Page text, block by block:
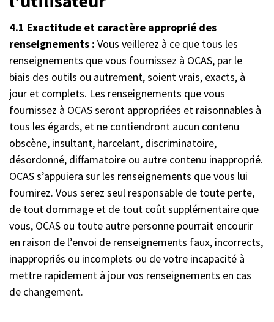
4.1 Exactitude et caractère approprié des
renseignements : Vous veillerez à ce que tous les
renseignements que vous fournissez à OCAS, par le
biais des outils ou autrement, soient vrais, exacts, à
jour et complets. Les renseignements que vous
fournissez à OCAS seront appropriées et raisonnables à
tous les égards, et ne contiendront aucun contenu
obscène, insultant, harcelant, discriminatoire,
désordonné, diffamatoire ou autre contenu inapproprié.
OCAS s’appuiera sur les renseignements que vous lui
fournirez. Vous serez seul responsable de toute perte,
de tout dommage et de tout coût supplémentaire que
vous, OCAS ou toute autre personne pourrait encourir
en raison de l’envoi de renseignements faux, incorrects,
inappropriés ou incomplets ou de votre incapacité à
mettre rapidement à jour vos renseignements en cas
de changement.